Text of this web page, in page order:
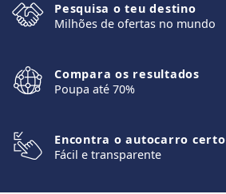
Pesquisa o teu destino
Milhões de ofertas no mundo
Compara os resultados
Poupa até 70%
Encontra o autocarro certo
Fácil e transparente